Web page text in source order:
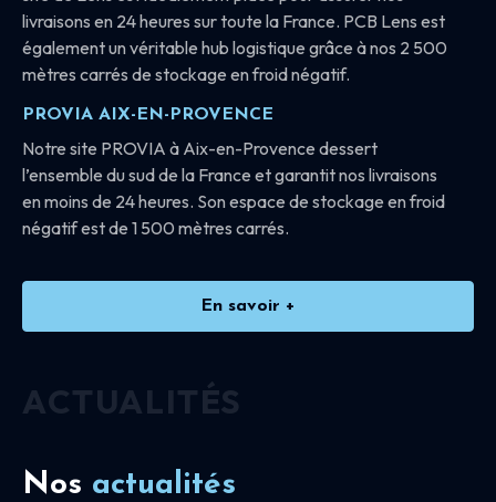
livraisons en 24 heures sur toute la France. PCB Lens est
également un véritable hub logistique grâce à nos 2 500
mètres carrés de stockage en froid négatif.
PROVIA AIX-EN-PROVENCE
Notre site PROVIA à Aix-en-Provence dessert
l’ensemble du sud de la France et garantit nos livraisons
en moins de 24 heures. Son espace de stockage en froid
négatif est de 1 500 mètres carrés.
En savoir +
ACTUALITÉS
Nos actualités